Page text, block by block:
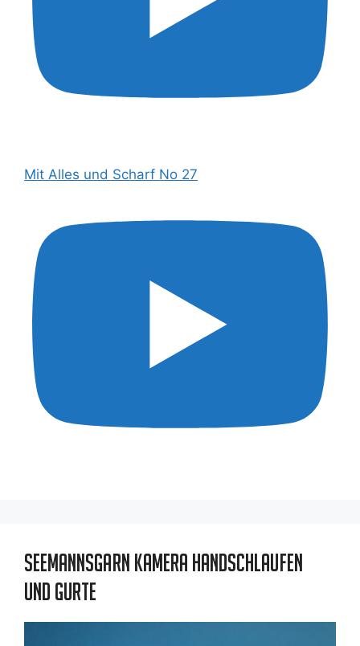
Mit Alles und Scharf No 27
Seemannsgarn Kamera Handschlaufen
und Gurte